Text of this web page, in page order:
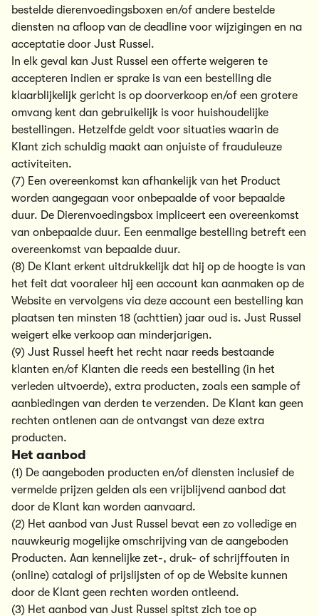
bestelde dierenvoedingsboxen en/of andere bestelde
diensten na afloop van de deadline voor wijzigingen en na
acceptatie door Just Russel.
In elk geval kan Just Russel een offerte weigeren te
accepteren indien er sprake is van een bestelling die
klaarblijkelijk gericht is op doorverkoop en/of een grotere
omvang kent dan gebruikelijk is voor huishoudelijke
bestellingen. Hetzelfde geldt voor situaties waarin de
Klant zich schuldig maakt aan onjuiste of frauduleuze
activiteiten.
(7) Een overeenkomst kan afhankelijk van het Product
worden aangegaan voor onbepaalde of voor bepaalde
duur. De Dierenvoedingsbox impliceert een overeenkomst
van onbepaalde duur. Een eenmalige bestelling betreft een
overeenkomst van bepaalde duur.
(8) De Klant erkent uitdrukkelijk dat hij op de hoogte is van
het feit dat vooraleer hij een account kan aanmaken op de
Website en vervolgens via deze account een bestelling kan
plaatsen ten minsten 18 (achttien) jaar oud is. Just Russel
weigert elke verkoop aan minderjarigen.
(9) Just Russel heeft het recht naar reeds bestaande
klanten en/of Klanten die reeds een bestelling (in het
verleden uitvoerde), extra producten, zoals een sample of
aanbiedingen van derden te verzenden. De Klant kan geen
rechten ontlenen aan de ontvangst van deze extra
producten.
Het aanbod
(1) De aangeboden producten en/of diensten inclusief de
vermelde prijzen gelden als een vrijblijvend aanbod dat
door de Klant kan worden aanvaard.
(2) Het aanbod van Just Russel bevat een zo volledige en
nauwkeurig mogelijke omschrijving van de aangeboden
Producten. Aan kennelijke zet-, druk- of schrijffouten in
(online) catalogi of prijslijsten of op de Website kunnen
door de Klant geen rechten worden ontleend.
(3) Het aanbod van Just Russel spitst zich toe op